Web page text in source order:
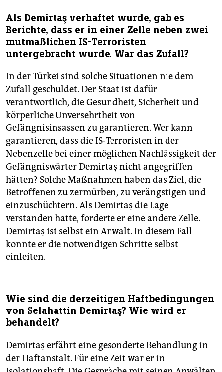
Als Demirtaş verhaftet wurde, gab es
Berichte, dass er in einer Zelle neben zwei
mutmaßlichen IS-Terroristen
untergebracht wurde. War das Zufall?
In der Türkei sind solche Situationen nie dem
Zufall geschuldet. Der Staat ist dafür
verantwortlich, die Gesundheit, Sicherheit und
körperliche Unversehrtheit von
Gefängnisinsassen zu garantieren. Wer kann
garantieren, dass die IS-Terroristen in der
Nebenzelle bei einer möglichen Nachlässigkeit der
Gefängniswärter Demirtaş nicht angegriffen
hätten? Solche Maßnahmen haben das Ziel, die
Betroffenen zu zermürben, zu verängstigen und
einzuschüchtern. Als Demirtaş die Lage
verstanden hatte, forderte er eine andere Zelle.
Demirtaş ist selbst ein Anwalt. In diesem Fall
konnte er die notwendigen Schritte selbst
einleiten.
Wie sind die derzeitigen Haftbedingungen
von Selahattin Demirtaş? Wie wird er
behandelt?
Demirtaş erfährt eine gesonderte Behandlung in
der Haftanstalt. Für eine Zeit war er in